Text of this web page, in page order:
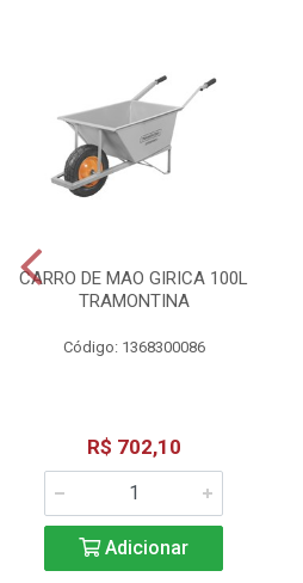
CARRO DE MAO GIRICA 100L
TRAMONTINA
Código: 1368300086
R$ 702,10
Adicionar